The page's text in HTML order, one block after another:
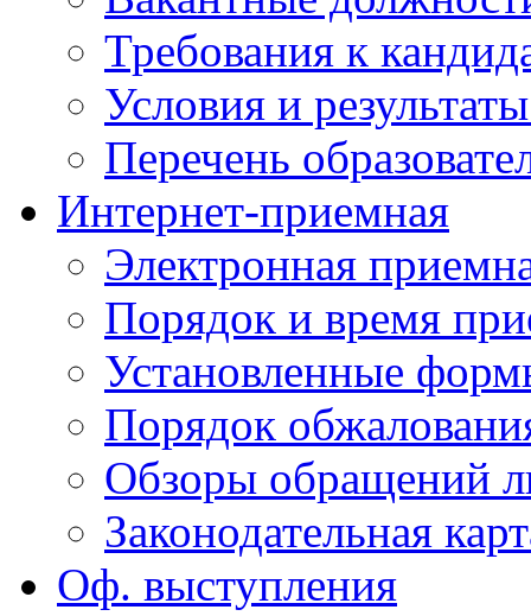
Требования к
Условия и
Перечень
Интернет-приемная
Электронная
Порядок и время
Установленные
Порядок
Обзоры обращений
Законодательная
Оф. выступления